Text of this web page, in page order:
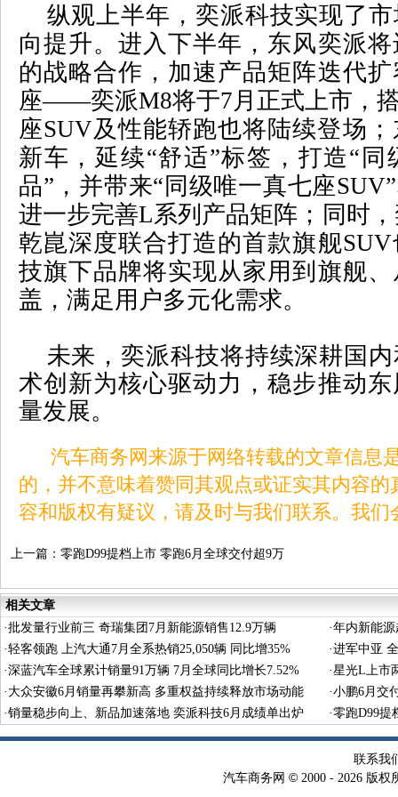
纵观上半年，奕派科技实现了市
向提升。进入下半年，东风奕派
的战略合作，加速产品矩阵迭代
座——奕派M8将于7 月正式上市，
座SUV及性能轿跑也将陆续登场
新车，延续“舒适”标签，打造“
品”，并带来“同级唯一真七座SUV
进一步完善L系列产品矩阵；同时
乾崑深度联合打造的首款旗舰SUV
技旗下品牌将实现从家用到旗舰
盖，满足用户多元化需求。
未来，奕派科技将持续深耕国内
术创新为核心驱动力，稳步推动
量发展。
汽车商务网来源于网络转载的文章信息
的，并不意味着赞同其观点或证实其内容
容和版权有疑议，请及时与我们联系。我
上一篇： 零跑D99提档上市 零跑6月全球交付超9万
相关文章
·批发量行业前三 奇瑞集团7月新能源销售12.9万辆 ·年内新能源
·轻客领跑 上汽大通7月全系热销25,050辆 同比增35% ·进军中亚
·深蓝汽车全球累计销量91万辆 7月全球同比增长7.52% ·星光L上市
· 大众安徽6月销量再攀新高 多重权益持续释放市场动能 ·小鹏6月交
秀
·销量稳步向上、新品加速落地 奕派科技6月成绩单出炉 ·零跑D99提
联系我
汽车商务网 © 2000 - 2026 版权